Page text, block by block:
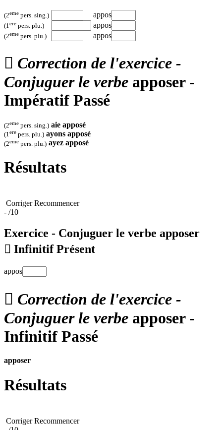
(2eme pers. sing.) appos
(1ere pers. plu.) appos
(2eme pers. plu.) appos
 Correction de l'exercice -
Conjuguer le verbe apposer -
Impératif Passé
(2eme pers. sing.) aie apposé
(1ere pers. plu.) ayons apposé
(2eme pers. plu.) ayez apposé
Résultats
CorrigerRecommencer
- /10
Exercice - Conjuguer le verbe apposer
 Infinitif Présent
appos
 Correction de l'exercice -
Conjuguer le verbe apposer -
Infinitif Passé
apposer
Résultats
CorrigerRecommencer